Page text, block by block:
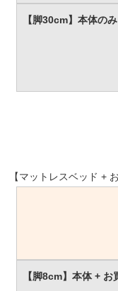
【マットレスベッド +